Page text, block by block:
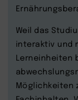
Weil das
interaktiv und
Lerneinheiten
Möglichkeiten